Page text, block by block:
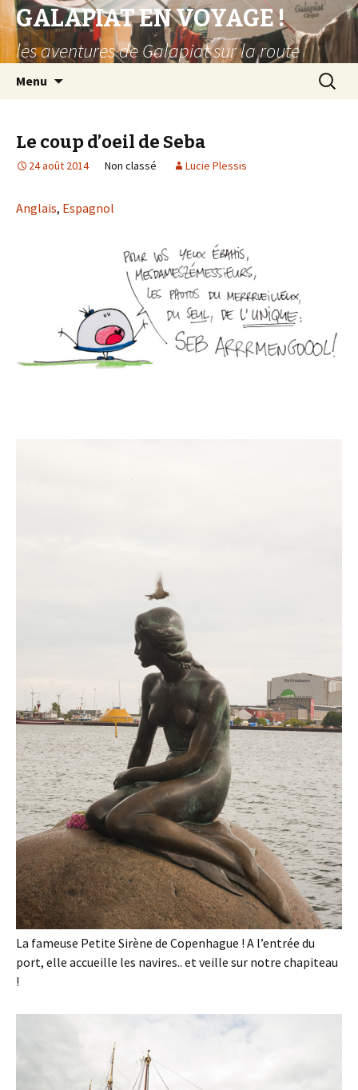
GALAPIAT EN VOYAGE !
les aventures de Galapiat sur la route
Menu
principal
Le coup d’oeil de Seba
24 août 2014 Non classé Lucie Plessis
Anglais, Espagnol
La fameuse Petite Sirène de Copenhague ! A l’entrée du
port, elle accueille les navires.. et veille sur notre chapiteau
!